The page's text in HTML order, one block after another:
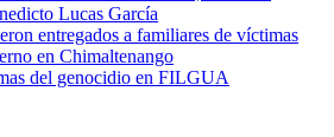
Lucas García
entregados a familiares de víctimas
en Chimaltenango
del genocidio en FILGUA